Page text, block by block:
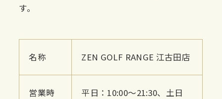
す。
名称 ZEN GOLF RANGE 江古田店
営業時
平日：10:00～21:30、土日